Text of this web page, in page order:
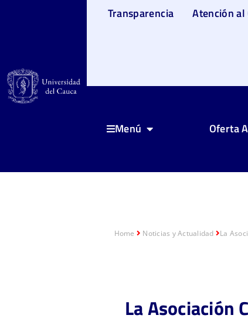
Transparencia Atención al
Menú Oferta
Home Noticias y Actualidad La
La Asociación